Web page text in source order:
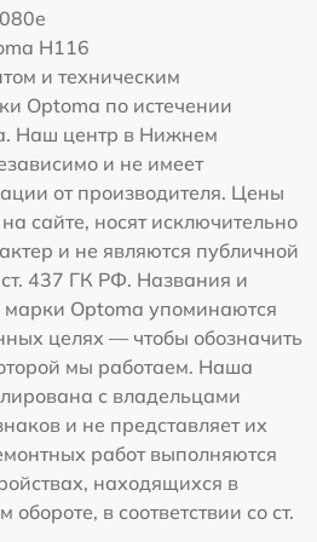
H116
и техническим
Optoma по истечении
Наш центр в Нижнем
и не имеет
от производителя. Цены
сайте, носят исключительно
и не являются публичной
437 ГК РФ. Названия и
марки Optoma упоминаются
целях — чтобы обозначить
мы работаем. Наша
с владельцами
и не представляет их
работ выполняются
находящихся в
в соответствии со ст.